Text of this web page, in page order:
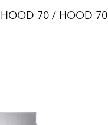
HOOD 70 / HOOD 70